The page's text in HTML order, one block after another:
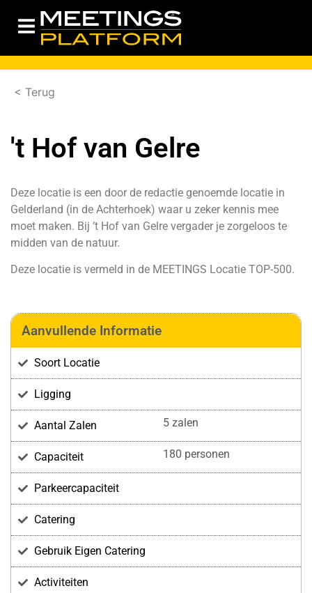
< Terug
't Hof van Gelre
Deze locatie is een door de redactie genoemde locatie in
Gelderland (in de Achterhoek) waar u zeker kennis mee
moet maken. Bij ’t Hof van Gelre vergader je zorgeloos te
midden van de natuur.
Deze locatie is vermeld in de MEETINGS Locatie TOP-500.
Aanvullende Informatie
Soort Locatie
Ligging
Aantal Zalen 5 zalen
Capaciteit 180 personen
Parkeercapaciteit
Catering
Gebruik Eigen Catering
Activiteiten